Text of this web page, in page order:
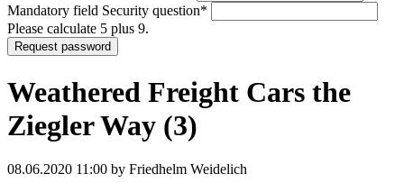
Mandatory field Security question*
Please calculate 5 plus 9.
Request password
Weathered Freight Cars the
Ziegler Way (3)
08.06.2020 11:00 by Friedhelm Weidelich